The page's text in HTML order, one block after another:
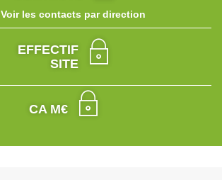
Voir les contacts par direction
EFFECTIF
SITE
CA M€